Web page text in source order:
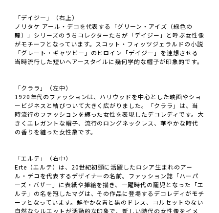
「デイジー」（右上）
ノリタケ アール・デコを代表する「グリーン・アイズ（緑色の
瞳）」シリーズのうちコレクターたちが「デイジー」と呼ぶ女性像
がモチーフとなっています。スコット・フィッツジェラルドの小説
「グレート・ギャツビー」のヒロイン「デイジー」を連想させる
当時流行した短いヘアースタイルに幾何学的な帽子が印象的です。
「クララ」（左中）
1920年代のファッションは、ハリウッドを中心とした映画やショ
ービジネスと結びついて大きく広がりました。「クララ」は、当
時流行のファッションを纏った女性を表現したデコレディです。大
きくエレガントな帽子、流行のロングネックレス、華やかな時代
の香りを纏った女性象です。
「エルテ」（右中）
Erte（エルテ）は、20世紀初頭に活躍したロシア生まれのアー
ル・デコを代表するデザイナーの名前。ファッション誌「ハーパ
ーズ・バザー」に表紙や挿絵を描き、一躍時代の寵児となった「エ
ルテ」の名を冠したマグは、その作品に登場するデコレディがモチ
ーフとなっています。鮮やかな青と黒のドレス、コルセットのない
自然なシルエットが活動的な印象で、新しい時代の女性像をイメ